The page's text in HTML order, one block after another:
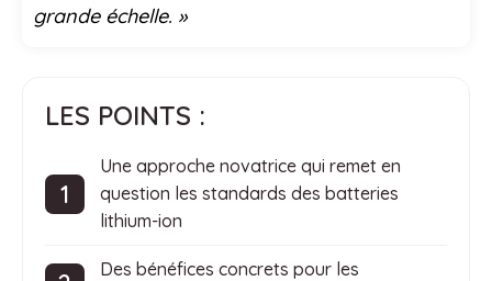
grande échelle. »
LES POINTS :
Une approche novatrice qui remet en
question les standards des batteries
lithium-ion
Des bénéfices concrets pour les